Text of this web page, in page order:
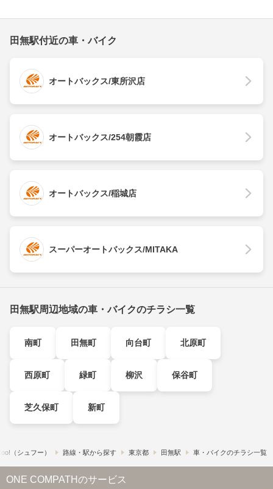
田無駅付近の車・バイク
オートバックス/東所沢店
オートバックス/254朝霞店
オートバックス/稲城店
スーパーオートバックス/MITAKA
田無駅周辺地域の車・バイクのチラシ一覧
南町 田無町 向台町 北原町
西原町 緑町 柳沢 保谷町
芝久保町 新町
（シュフー） 路線・駅から探す 東京都 田無駅 車・バイクのチラシ一覧
ONE COMPATHのサービス